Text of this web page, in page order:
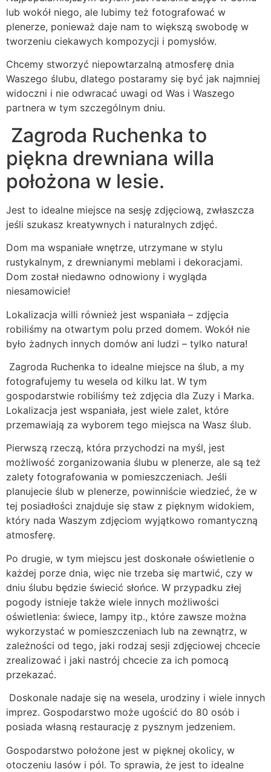
lub wokół niego, ale lubimy też fotografować w
plenerze, ponieważ daje nam to większą swobodę w
tworzeniu ciekawych kompozycji i pomysłów.
Chcemy stworzyć niepowtarzalną atmosferę dnia
Waszego ślubu, dlatego postaramy się być jak najmniej
widoczni i nie odwracać uwagi od Was i Waszego
partnera w tym szczególnym dniu.
Zagroda Ruchenka to
piękna drewniana willa
położona w lesie.
Jest to idealne miejsce na sesję zdjęciową, zwłaszcza
jeśli szukasz kreatywnych i naturalnych zdjęć.
Dom ma wspaniałe wnętrze, utrzymane w stylu
rustykalnym, z drewnianymi meblami i dekoracjami.
Dom został niedawno odnowiony i wygląda
niesamowicie!
Lokalizacja willi również jest wspaniała – zdjęcia
robiliśmy na otwartym polu przed domem. Wokół nie
było żadnych innych domów ani ludzi – tylko natura!
Zagroda Ruchenka to idealne miejsce na ślub, a my
fotografujemy tu wesela od kilku lat. W tym
gospodarstwie robiliśmy też zdjęcia dla Zuzy i Marka.
Lokalizacja jest wspaniała, jest wiele zalet, które
przemawiają za wyborem tego miejsca na Wasz ślub.
Pierwszą rzeczą, która przychodzi na myśl, jest
możliwość zorganizowania ślubu w plenerze, ale są też
zalety fotografowania w pomieszczeniach. Jeśli
planujecie ślub w plenerze, powinniście wiedzieć, że w
tej posiadłości znajduje się staw z pięknym widokiem,
który nada Waszym zdjęciom wyjątkowo romantyczną
atmosferę.
Po drugie, w tym miejscu jest doskonałe oświetlenie o
każdej porze dnia, więc nie trzeba się martwić, czy w
dniu ślubu będzie świecić słońce. W przypadku złej
pogody istnieje także wiele innych możliwości
oświetlenia: świece, lampy itp., które zawsze można
wykorzystać w pomieszczeniach lub na zewnątrz, w
zależności od tego, jaki rodzaj sesji zdjęciowej chcecie
zrealizować i jaki nastrój chcecie za ich pomocą
przekazać.
Doskonale nadaje się na wesela, urodziny i wiele innych
imprez. Gospodarstwo może ugościć do 80 osób i
posiada własną restaurację z pysznym jedzeniem.
Gospodarstwo położone jest w pięknej okolicy, w
otoczeniu lasów i pól. To sprawia, że jest to idealne